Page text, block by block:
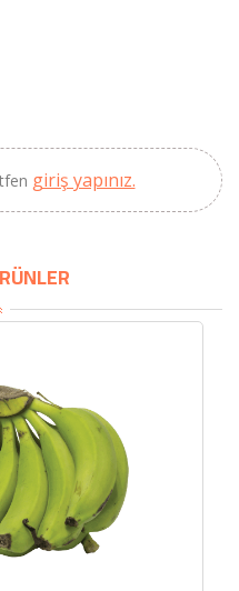
giriş yapınız.